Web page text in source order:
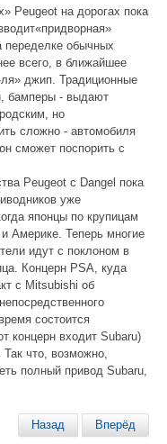
Peugeot на дорогах пока
обычных
всего, в ближайшее
джип. Традиционные
бамперы - выдают
но
сложно - автомобиля
сможет поспорить с
Peugeot с Dangel пока
уже
японцы по крупицам
Америке. Теперь многие
идут с поклоном в
Концерн PSA, куда
с Mitsubishi об
состоится
концерн входит Subaru)
что, возможно,
полный привод Subaru,
Назад Вперёд